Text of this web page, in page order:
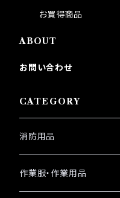
お買得商品
ABOUT
お問い合わせ
CATEGORY
消防用品
革手袋
作業服・作業用品